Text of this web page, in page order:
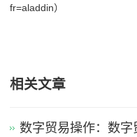
fr=aladdin）
相关文章
数字贸易操作：数